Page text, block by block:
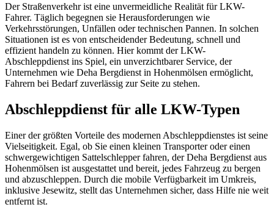
Der Straßenverkehr ist eine unvermeidliche Realität für LKW-
Fahrer. Täglich begegnen sie Herausforderungen wie
Verkehrsstörungen, Unfällen oder technischen Pannen. In solchen
Situationen ist es von entscheidender Bedeutung, schnell und
effizient handeln zu können. Hier kommt der LKW-
Abschleppdienst ins Spiel, ein unverzichtbarer Service, der
Unternehmen wie Deha Bergdienst in Hohenmölsen ermöglicht,
Fahrern bei Bedarf zuverlässig zur Seite zu stehen.
Abschleppdienst für alle LKW-Typen
Einer der größten Vorteile des modernen Abschleppdienstes ist seine
Vielseitigkeit. Egal, ob Sie einen kleinen Transporter oder einen
schwergewichtigen Sattelschlepper fahren, der Deha Bergdienst aus
Hohenmölsen ist ausgestattet und bereit, jedes Fahrzeug zu bergen
und abzuschleppen. Durch die mobile Verfügbarkeit im Umkreis,
inklusive Jesewitz, stellt das Unternehmen sicher, dass Hilfe nie weit
entfernt ist.